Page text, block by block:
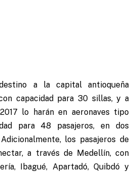
a la capital antioqueña
capacidad para 30 sillas, y a
lo harán en aeronaves tipo
para 48 pasajeros, en dos
los pasajeros de
a través de Medellín, con
Ibagué, Apartadó, Quibdó y